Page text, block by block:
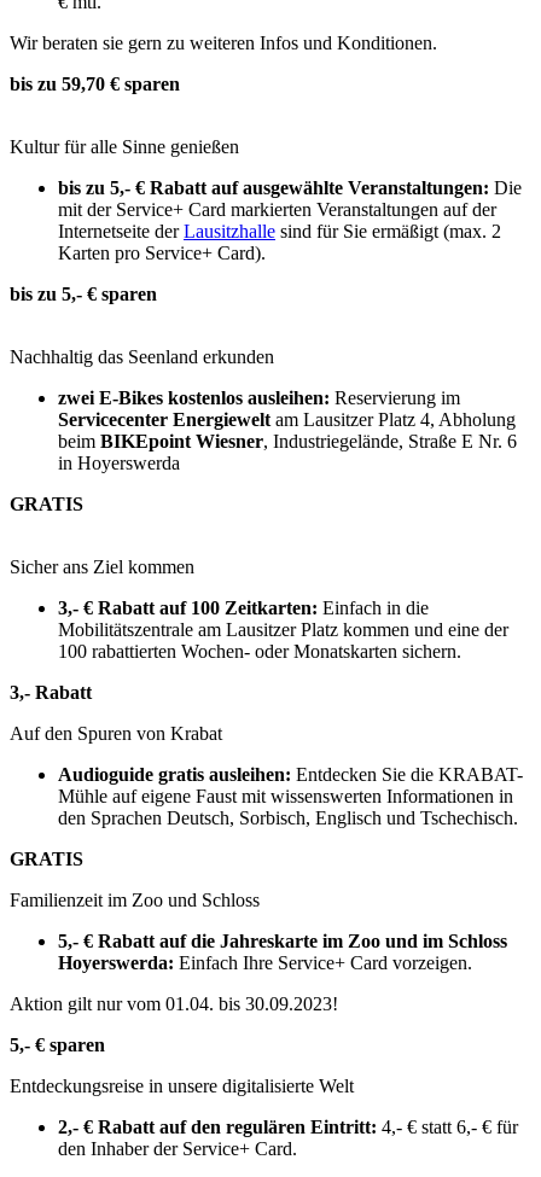
Wir beraten sie gern zu weiteren Infos und Konditionen.
bis zu 59,70 € sparen
Kultur für alle Sinne genießen
bis zu 5,- € Rabatt auf ausgewählte Veranstaltungen: Die
mit der Service+ Card markierten Veranstaltungen auf der
Internetseite derLausitzhalle sind für Sie ermäßigt (max. 2
Karten pro Service+ Card).
bis zu 5,- € sparen
Nachhaltig das Seenland erkunden
zwei E-Bikes kostenlos ausleihen: Reservierung im
Servicecenter Energiewelt am Lausitzer Platz 4, Abholung
beim BIKEpoint Wiesner, Industriegelände, Straße E Nr. 6
in Hoyerswerda
GRATIS
Sicher ans Ziel kommen
3,- € Rabatt auf 100 Zeitkarten: Einfach in die
Mobilitätszentrale am Lausitzer Platz kommen und eine der
100 rabattierten Wochen- oder Monatskarten sichern.
3,- Rabatt
Auf den Spuren von Krabat
Audioguide gratis ausleihen: Entdecken Sie die KRABAT-
Mühle auf eigene Faust mit wissenswerten Informationen in
den Sprachen Deutsch, Sorbisch, Englisch und Tschechisch.
GRATIS
Familienzeit im Zoo und Schloss
5,- € Rabatt auf die Jahreskarte im Zoo und im Schloss
Hoyerswerda: Einfach Ihre Service+ Card vorzeigen.
Aktion gilt nur vom 01.04. bis 30.09.2023!
5,- € sparen
Entdeckungsreise in unsere digitalisierte Welt
2,- € Rabatt auf den regulären Eintritt: 4,- € statt 6,- € für
den Inhaber der Service+ Card.